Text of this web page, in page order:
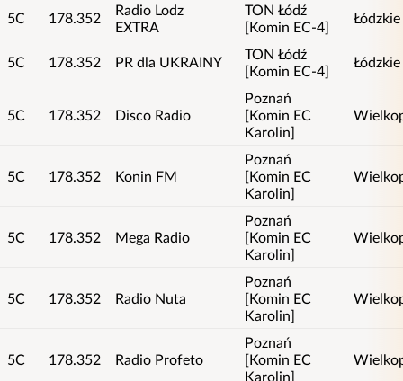
5C 178.352
Radio Lodz
EXTRA
TON Łódź
[Komin EC-4]
Łódzkie
5C 178.352 PR dla UKRAINY
TON Łódź
[Komin EC-4]
Łódzkie
5C 178.352 Disco Radio
Poznań
[Komin EC
Karolin]
5C 178.352 Konin FM
Poznań
[Komin EC
Karolin]
5C 178.352 Mega Radio
Poznań
[Komin EC
Karolin]
5C 178.352 Radio Nuta
Poznań
[Komin EC
Karolin]
5C 178.352 Radio Profeto
Poznań
[Komin EC
Karolin]